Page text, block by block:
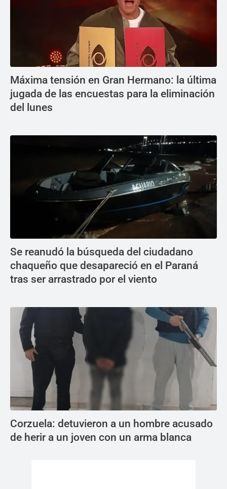
Máxima tensión en Gran Hermano: la última
jugada de las encuestas para la eliminación
del lunes
Se reanudó la búsqueda del ciudadano
chaqueño que desapareció en el Paraná
tras ser arrastrado por el viento
Corzuela: detuvieron a un hombre acusado
de herir a un joven con un arma blanca